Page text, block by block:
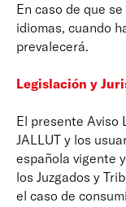
En caso de que
idiomas, cuando
prevalecerá.
Legislación y
El presente Aviso
JALLUT y los
española vigente
los Juzgados y
el caso de